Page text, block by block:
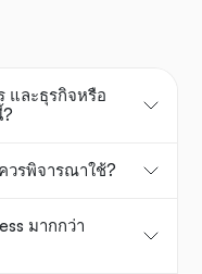
และธุรกิจหรือ
วรพิจารณาใช้?
มากกว่า